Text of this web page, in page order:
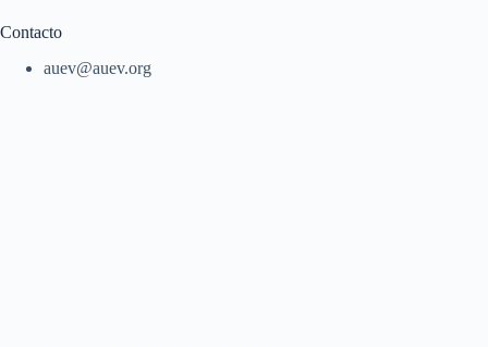
Contacto
auev@auev.org